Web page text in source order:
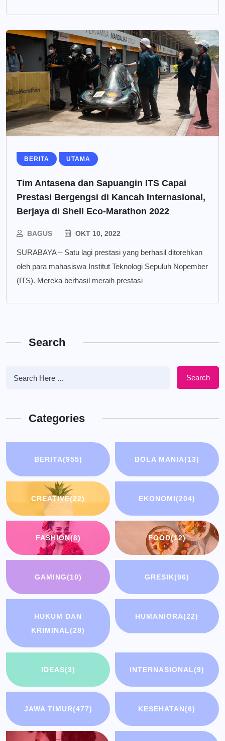
BERITA UTAMA
Tim Antasena dan Sapuangin ITS Capai
Prestasi Bergengsi di Kancah Internasional,
Berjaya di Shell Eco-Marathon 2022
BAGUS OKT 10, 2022
SURABAYA – Satu lagi prestasi yang berhasil ditorehkan
oleh para mahasiswa Institut Teknologi Sepuluh Nopember
(ITS). Mereka berhasil meraih prestasi
Search
Search
Categories
BERITA(955) BOLA MANIA(13)
CREATIVE(22) EKONOMI(204)
FASHION(8) FOOD(12)
GAMING(10) GRESIK(96)
HUKUM DAN
KRIMINAL(28)
HUMANIORA(22)
IDEAS(3) INTERNASIONAL(9)
JAWA TIMUR(477) KESEHATAN(6)